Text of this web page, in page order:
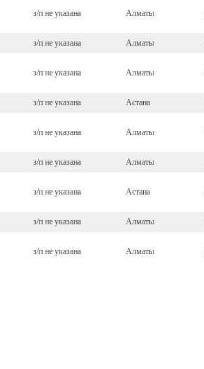
з/п не указана Алматы
з/п не указана Алматы
з/п не указана Алматы
з/п не указана Астана
з/п не указана Алматы
з/п не указана Алматы
з/п не указана Астана
з/п не указана Алматы
з/п не указана Алматы